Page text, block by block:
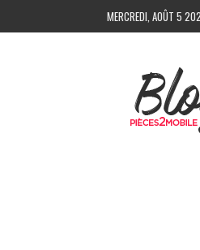
MERCREDI, AOÛT 5